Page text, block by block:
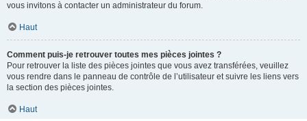
vous invitons à contacter un administrateur du forum.
Haut
Comment puis-je retrouver toutes mes pièces jointes ?
Pour retrouver la liste des pièces jointes que vous avez transférées, veuillez
vous rendre dans le panneau de contrôle de l’utilisateur et suivre les liens vers
la section des pièces jointes.
Haut